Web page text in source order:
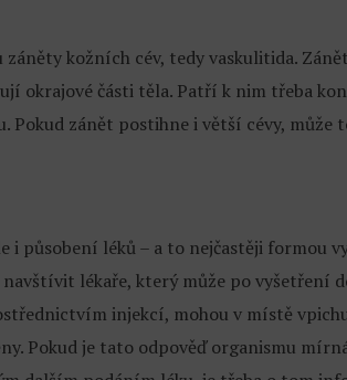
kožních cév, tedy vaskulitida.
okrajové části těla. Patří k nim třeba
Pokud zánět postihne i větší cévy, může
i působení léků – a to nejčastěji formou
lékaře, který může po vyšetření
injekcí, mohou v místě
Pokud je tato odpověď organismu